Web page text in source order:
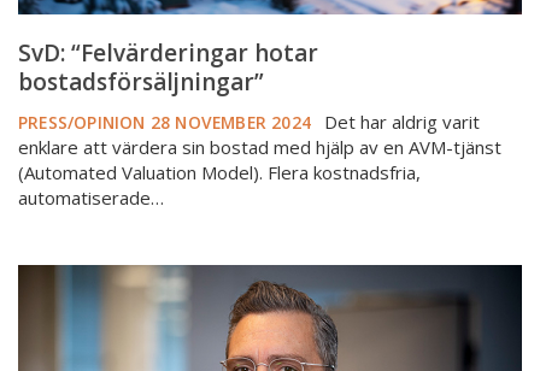
SvD: “Felvärderingar hotar
bostadsförsäljningar”
PRESS/OPINION 28 NOVEMBER 2024
Det har aldrig varit
enklare att värdera sin bostad med hjälp av en AVM-tjänst
(Automated Valuation Model). Flera kostnadsfria,
automatiserade…
Närstående
värderingsuppdrag?